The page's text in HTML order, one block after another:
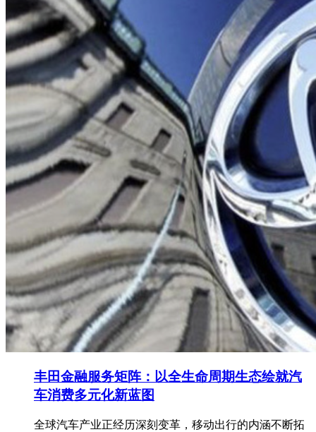
丰田金融服务矩阵：以全生命周期生态绘就汽
车消费多元化新蓝图
全球汽车产业正经历深刻变革，移动出行的内涵不断拓